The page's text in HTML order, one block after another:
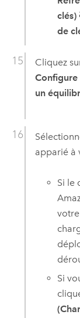
clés)
de
Cliquez
Configure
un
apparié à
Si le
Si